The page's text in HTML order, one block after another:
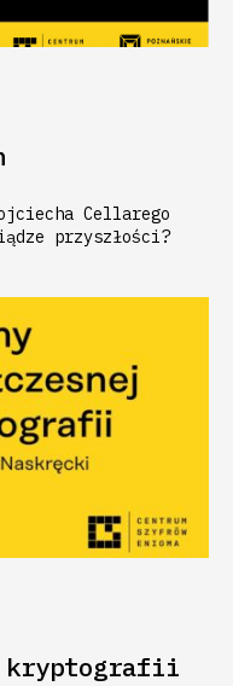
Cellarego
przyszłości?
kryptografii